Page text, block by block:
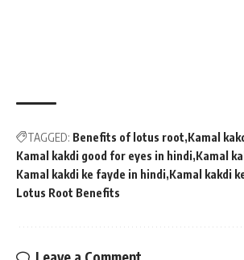
TAGGED: Benefits of lotus root Kamal
Kamal kakdi good for eyes in hindi Kamal
Kamal kakdi ke fayde in hindi Kamal kakdi
Lotus Root Benefits